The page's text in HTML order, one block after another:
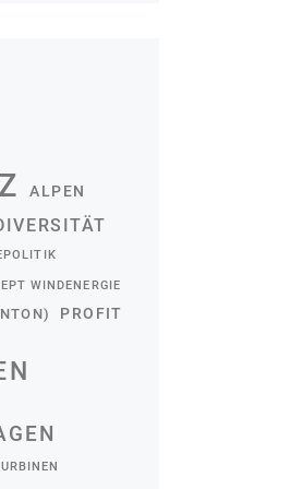
ALPEN
WINDENERGIE
PROFIT